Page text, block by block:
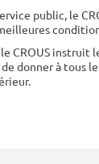
public, le
CROUS instruit
donner à tous